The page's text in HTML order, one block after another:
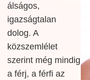
álságos,
igazságtalan
dolog. A
közszemlélet
szerint még mindig
a férj, a férfi az